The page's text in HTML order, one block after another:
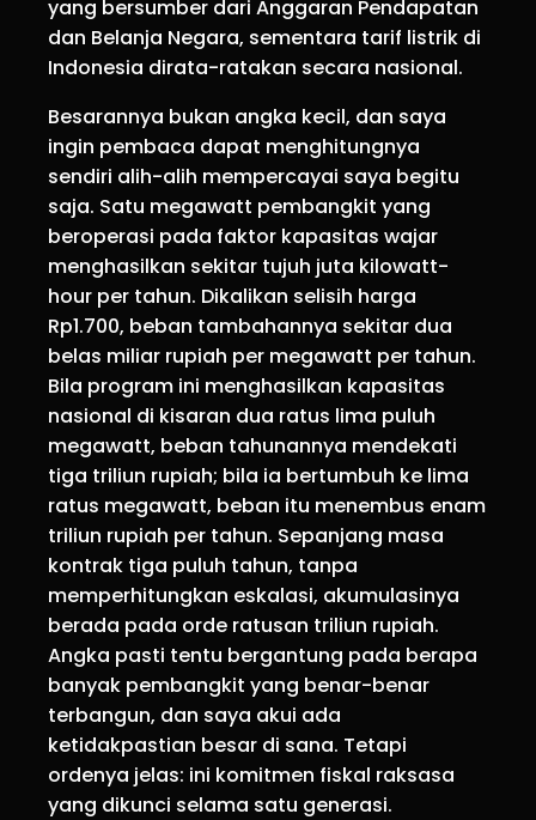
yang bersumber dari Anggaran Pendapatan
dan Belanja Negara, sementara tarif listrik di
Indonesia dirata-ratakan secara nasional.
Besarannya bukan angka kecil, dan saya
ingin pembaca dapat menghitungnya
sendiri alih-alih mempercayai saya begitu
saja. Satu megawatt pembangkit yang
beroperasi pada faktor kapasitas wajar
menghasilkan sekitar tujuh juta kilowatt-
hour per tahun. Dikalikan selisih harga
Rp1.700, beban tambahannya sekitar dua
belas miliar rupiah per megawatt per tahun.
Bila program ini menghasilkan kapasitas
nasional di kisaran dua ratus lima puluh
megawatt, beban tahunannya mendekati
tiga triliun rupiah; bila ia bertumbuh ke lima
ratus megawatt, beban itu menembus enam
triliun rupiah per tahun. Sepanjang masa
kontrak tiga puluh tahun, tanpa
memperhitungkan eskalasi, akumulasinya
berada pada orde ratusan triliun rupiah.
Angka pasti tentu bergantung pada berapa
banyak pembangkit yang benar-benar
terbangun, dan saya akui ada
ketidakpastian besar di sana. Tetapi
ordenya jelas: ini komitmen fiskal raksasa
yang dikunci selama satu generasi.